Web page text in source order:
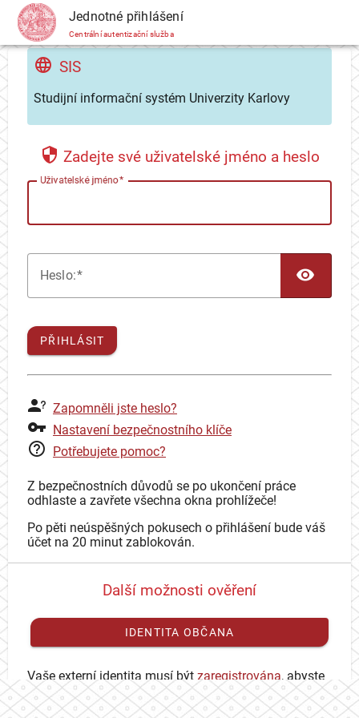
CAS Jednotné přihlášení
Centrální autentizační služba
SIS
Studijní informační systém Univerzity Karlovy
Zadejte své uživatelské jméno a heslo
Uživatelské jméno
Heslo:
PŘIHLÁSIT
Zapomněli jste heslo?
Nastavení bezpečnostního klíče
Potřebujete pomoc?
Z bezpečnostních důvodů se po ukončení práce
odhlaste a zavřete všechna okna prohlížeče!
Po pěti neúspěšných pokusech o přihlášení bude váš
účet na 20 minut zablokován.
Další možnosti ověření
IDENTITA OBČANA
Vaše externí identita musí být zaregistrována, abyste
se mohli přihlásit ke svému CAS účtu.